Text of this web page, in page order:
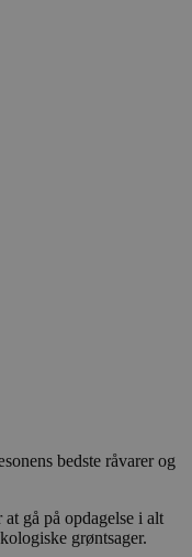
bedste råvarer og
gå på opdagelse i alt
grøntsager.